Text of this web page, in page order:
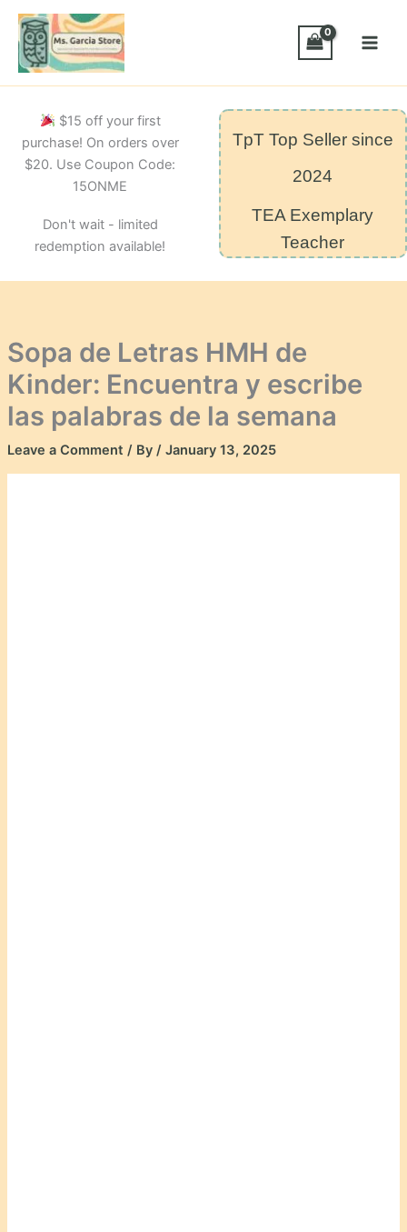
Skip
content
$15 off your first
purchase! On orders over
$20. Use Coupon Code:
15ONME
Don't wait - limited
redemption available!
TpT Top Seller since
2024
TEA Exemplary
Teacher
Sopa de Letras HMH de
Kinder: Encuentra y escribe
las palabras de la semana
Leave a Comment / By / January 13, 2025
de
Kinder:
Encuentra
y
escribe
palabras
de
la
semana